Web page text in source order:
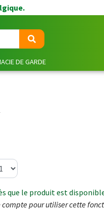
DE GARDE
que le produit est
pour utiliser cette